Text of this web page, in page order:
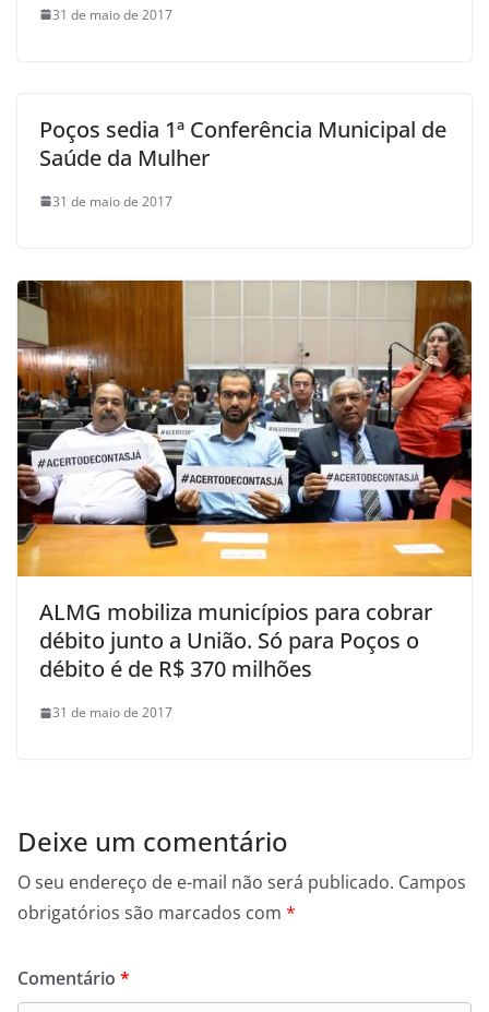
31 de maio de 2017
Poços sedia 1ª Conferência Municipal de
Saúde da Mulher
31 de maio de 2017
ALMG mobiliza municípios para cobrar
débito junto a União. Só para Poços o
débito é de R$ 370 milhões
31 de maio de 2017
Deixe um comentário
O seu endereço de e-mail não será publicado. Campos
obrigatórios são marcados com *
Comentário *